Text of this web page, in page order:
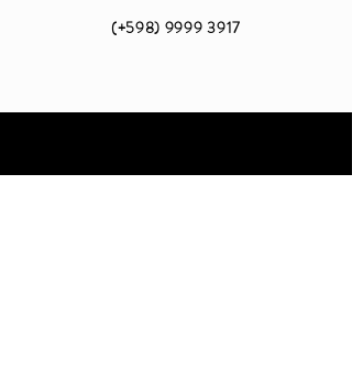
(+598) 9999 3917